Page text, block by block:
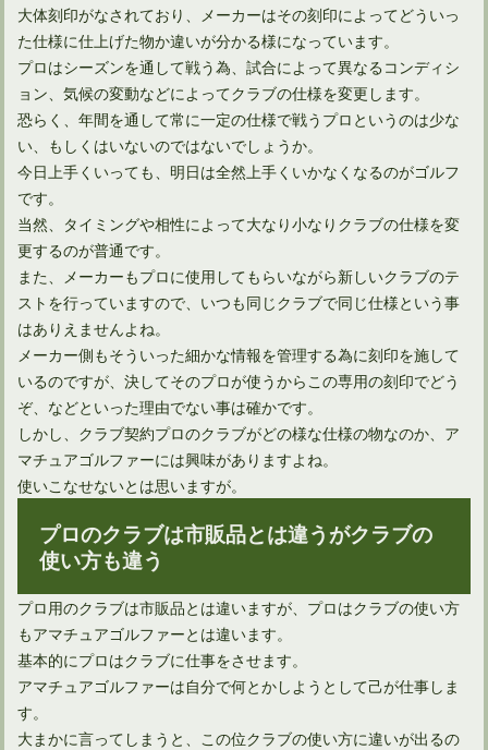
ウェッジ性能はヘッドだけでなくシャフトの選び方も重要！
アイアンのシャフトはカーボンシャフトがメリット多めかも？
ウェッジを選ぶときはセットと単品でショットの精度が変わる
アプローチ練習を室内でする時におすすめゴルフ用品10選
ドライバーを購入するゴルフ初心者におすすめの選び方10選
大体刻印がなされており、メーカーはその刻印によってどういっ
た仕様に仕上げた物か違いが分かる様になっています。
プロはシーズンを通して戦う為、試合によって異なるコンディシ
ョン、気候の変動などによってクラブの仕様を変更します。
恐らく、年間を通して常に一定の仕様で戦うプロというのは少な
い、もしくはいないのではないでしょうか。
今日上手くいっても、明日は全然上手くいかなくなるのがゴルフ
です。
当然、タイミングや相性によって大なり小なりクラブの仕様を変
更するのが普通です。
また、メーカーもプロに使用してもらいながら新しいクラブのテ
ストを行っていますので、いつも同じクラブで同じ仕様という事
はありえませんよね。
メーカー側もそういった細かな情報を管理する為に刻印を施して
いるのですが、決してそのプロが使うからこの専用の刻印でどう
ぞ、などといった理由でない事は確かです。
しかし、クラブ契約プロのクラブがどの様な仕様の物なのか、ア
マチュアゴルファーには興味がありますよね。
使いこなせないとは思いますが。
プロのクラブは市販品とは違うがクラブの
使い方も違う
プロ用のクラブは市販品とは違いますが、プロはクラブの使い方
もアマチュアゴルファーとは違います。
基本的にプロはクラブに仕事をさせます。
アマチュアゴルファーは自分で何とかしようとして己が仕事しま
す。
大まかに言ってしまうと、この位クラブの使い方に違いが出るの